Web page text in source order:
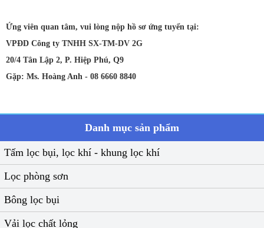
Ứng viên quan tâm, vui lòng nộp hồ sơ ứng tuyển tại:
VPĐD Công ty TNHH SX-TM-DV 2G
20/4 Tân Lập 2, P. Hiệp Phú, Q9
Gặp: Ms. Hoàng Anh - 08 6660 8840
Danh mục sản phẩm
Tấm lọc bụi, lọc khí - khung lọc khí
Lọc phòng sơn
Bông lọc bụi
Vải lọc chất lỏng